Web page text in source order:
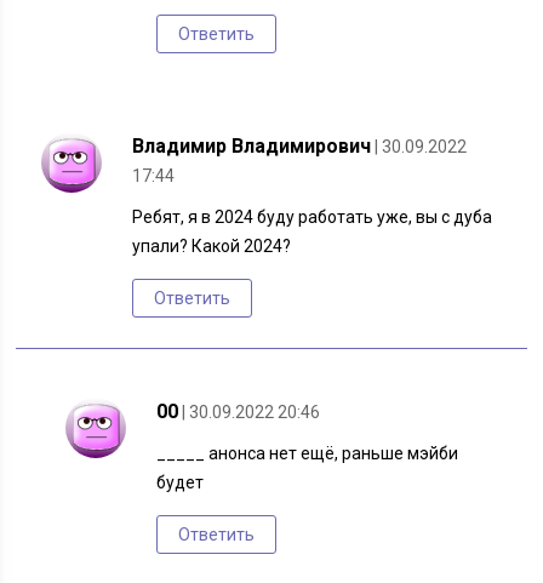
Ответить
Владимир Владимирович
| 30.09.2022
17:44
Ребят, я в 2024 буду работать уже, вы с дуба
упали? Какой 2024?
Ответить
00 | 30.09.2022 20:46
_____ анонса нет ещё, раньше мэйби
будет
Ответить